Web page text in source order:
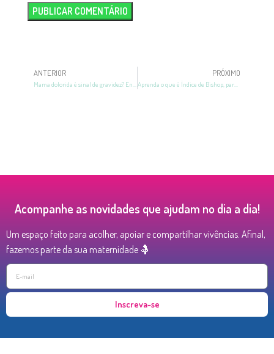
ANTERIOR PRÓXIMO
Aprenda o que é Índice de Bishop, para que serve e quando é realizado
Acompanhe as novidades que ajudam no dia a dia!
Um espaço feito para acolher, apoiar e compartilhar vivências. Afinal,
fazemos parte da sua maternidade 🤱
Inscreva-se